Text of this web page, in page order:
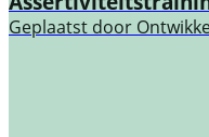
Geplaatst door